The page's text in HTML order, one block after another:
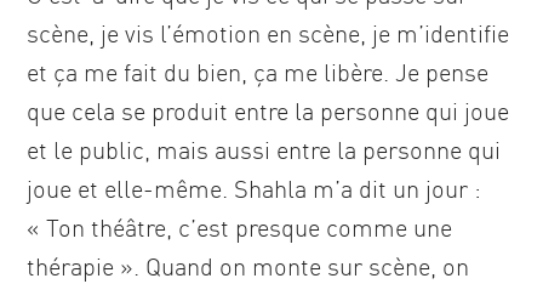
scène, je vis l’émotion en scène, je m’identifie
et ça me fait du bien, ça me libère. Je pense
que cela se produit entre la personne qui joue
et le public, mais aussi entre la personne qui
joue et elle-même. Shahla m’a dit un jour :
« Ton théâtre, c’est presque comme une
thérapie ». Quand on monte sur scène, on